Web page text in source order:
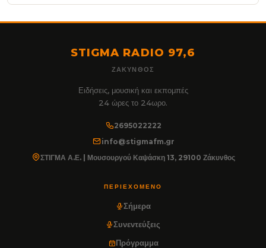
STIGMA RADIO 97,6
ΖΆΚΥΝΘΟΣ
Ειδήσεις, μουσική και εκπομπές
24 ώρες το 24ωρο.
2695022222
info@stigmafm.gr
ΣΤΙΓΜΑ Α.Ε. | Μουσουργού Καψάσκη 13, 29100 Ζάκυνθος
ΠΕΡΙΕΧΌΜΕΝΟ
Σήμερα
Συνεντεύξεις
Πρόγραμμα